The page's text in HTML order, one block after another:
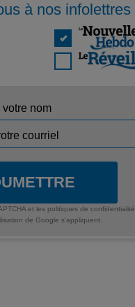
à nos infolettres
et les politiques de confidentialité
de Google s'appliquent.